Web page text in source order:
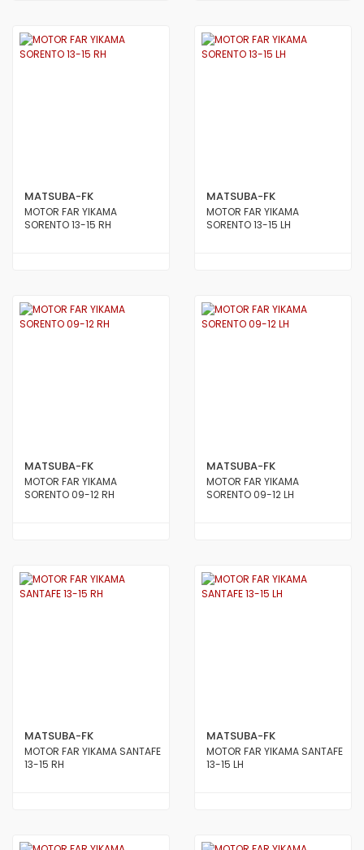
MATSUBA-FK
MOTOR FAR YIKAMA
SORENTO 13-15 RH
MATSUBA-FK
MOTOR FAR YIKAMA
SORENTO 13-15 LH
MATSUBA-FK
MOTOR FAR YIKAMA
SORENTO 09-12 RH
MATSUBA-FK
MOTOR FAR YIKAMA
SORENTO 09-12 LH
MATSUBA-FK
MOTOR FAR YIKAMA SANTAFE
13-15 RH
MATSUBA-FK
MOTOR FAR YIKAMA SANTAFE
13-15 LH